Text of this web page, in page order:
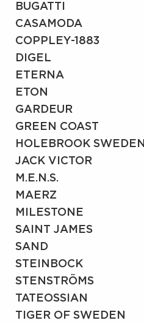
BUGATTI
CASAMODA
COPPLEY-1883
DIGEL
ETERNA
ETON
GARDEUR
GREEN COAST
HOLEBROOK SWEDEN
JACK VICTOR
M.E.N.S.
MAERZ
MILESTONE
SAINT JAMES
SAND
STEINBOCK
STENSTRÖMS
TATEOSSIAN
TIGER OF SWEDEN